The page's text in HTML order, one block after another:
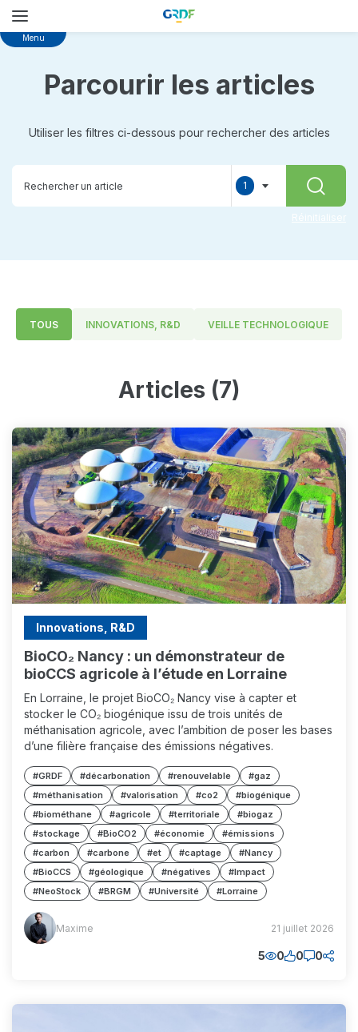
Skip
Menu
Parcourir les articles
Utiliser les filtres ci-dessous pour rechercher des articles
1
Réinitialiser
TOUS INNOVATIONS, R&D VEILLE TECHNOLOGIQUE
Articles (7)
Innovations, R&D
BioCO₂ Nancy : un démonstrateur de
bioCCS agricole à l’étude en Lorraine
En Lorraine, le projet BioCO₂ Nancy vise à capter et
stocker le CO₂ biogénique issu de trois unités de
méthanisation agricole, avec l’ambition de poser les bases
d’une filière française des émissions négatives.
#GRDF #décarbonation #renouvelable
#gaz
#méthanisation
#valorisation #co2
#biogénique
#biométhane
#agricole #territoriale
#biogaz
#stockage
#BioCO2 #économie
#émissions
#carbon
#carbone #et #captage
#Nancy
#BioCCS
#géologique #négatives
#Impact
#NeoStock
#BRGM #Université #Lorraine
Maxime
(MM) Maxime 21 juillet 2026
5 0 0 0